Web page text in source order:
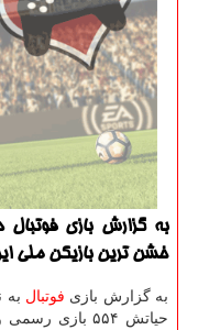
به گزارش بازی فوتبال
خشن ترین بازیكن ملی
به گزارش بازی فوتبال به
حیاتش ۵۵۴